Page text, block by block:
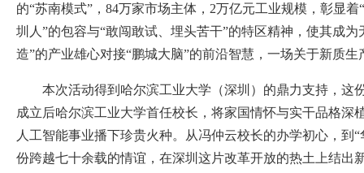
的“苏南模式”，84万家市场主体，2万亿元工业规模，彰显
圳人”的包容与“敢闯敢试、埋头苦干”的特区精神，使其成
造”的产业雄心对接“鹏城大脑”的前沿智慧，一场关于新质
本次活动得到哈尔滨工业大学（深圳）的鼎力支持，这
成立后哈尔滨工业大学首任校长，将家国情怀与实干品格深
人工智能事业播下珍贵火种。从冯仲云校长的办学初心，
份跨越七十余载的情谊，在深圳这片改革开放的热土上结出